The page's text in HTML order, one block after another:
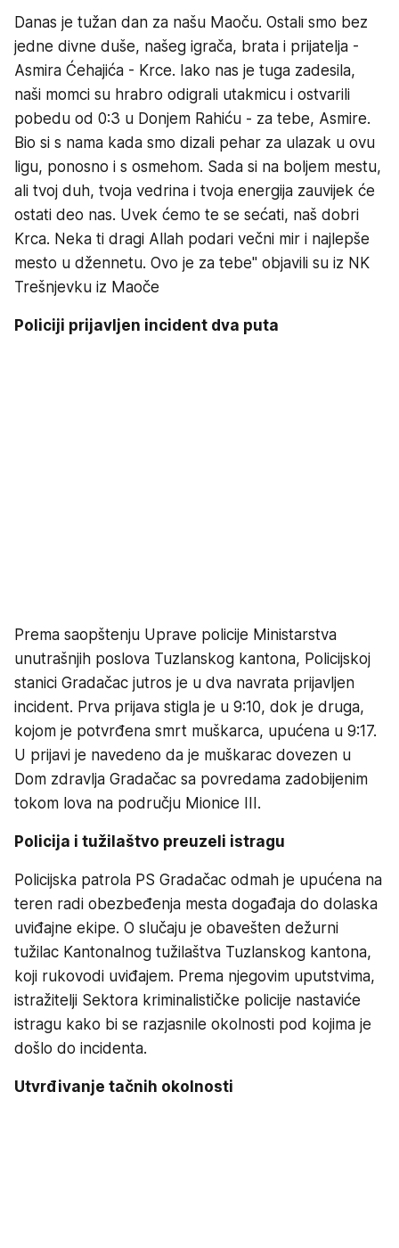
Danas je tužan dan za našu Maoču. Ostali smo bez
jedne divne duše, našeg igrača, brata i prijatelja -
Asmira Ćehajića - Krce. Iako nas je tuga zadesila,
naši momci su hrabro odigrali utakmicu i ostvarili
pobedu od 0:3 u Donjem Rahiću - za tebe, Asmire.
Bio si s nama kada smo dizali pehar za ulazak u ovu
ligu, ponosno i s osmehom. Sada si na boljem mestu,
ali tvoj duh, tvoja vedrina i tvoja energija zauvijek će
ostati deo nas. Uvek ćemo te se sećati, naš dobri
Krca. Neka ti dragi Allah podari večni mir i najlepše
mesto u džennetu. Ovo je za tebe" objavili su iz NK
Trešnjevku iz Maoče
Policiji prijavljen incident dva puta
Prema saopštenju Uprave policije Ministarstva
unutrašnjih poslova Tuzlanskog kantona, Policijskoj
stanici Gradačac jutros je u dva navrata prijavljen
incident. Prva prijava stigla je u 9:10, dok je druga,
kojom je potvrđena smrt muškarca, upućena u 9:17.
U prijavi je navedeno da je muškarac dovezen u
Dom zdravlja Gradačac sa povredama zadobijenim
tokom lova na području Mionice III.
Policija i tužilaštvo preuzeli istragu
Policijska patrola PS Gradačac odmah je upućena na
teren radi obezbeđenja mesta događaja do dolaska
uviđajne ekipe. O slučaju je obavešten dežurni
tužilac Kantonalnog tužilaštva Tuzlanskog kantona,
koji rukovodi uviđajem. Prema njegovim uputstvima,
istražitelji Sektora kriminalističke policije nastaviće
istragu kako bi se razjasnile okolnosti pod kojima je
došlo do incidenta.
Utvrđivanje tačnih okolnosti